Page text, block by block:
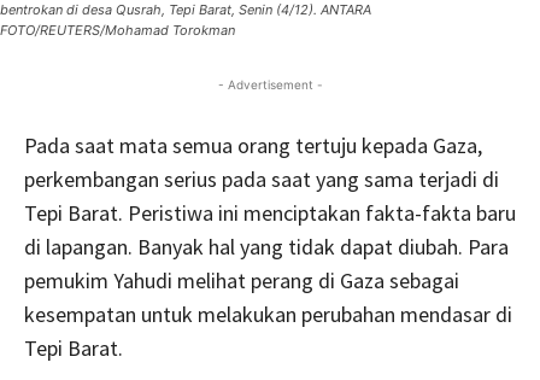
bentrokan di desa Qusrah, Tepi Barat, Senin (4/12). ANTARA
FOTO/REUTERS/Mohamad Torokman
- Advertisement -
Pada saat mata semua orang tertuju kepada Gaza,
perkembangan serius pada saat yang sama terjadi di
Tepi Barat. Peristiwa ini menciptakan fakta-fakta baru
di lapangan. Banyak hal yang tidak dapat diubah. Para
pemukim Yahudi melihat perang di Gaza sebagai
kesempatan untuk melakukan perubahan mendasar di
Tepi Barat.